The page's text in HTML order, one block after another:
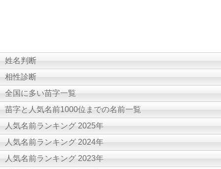
姓名判断
相性診断
全国に多い苗字一覧
苗字と人気名前1000位までの名前一覧
人気名前ランキング 2025年
人気名前ランキング 2024年
人気名前ランキング 2023年